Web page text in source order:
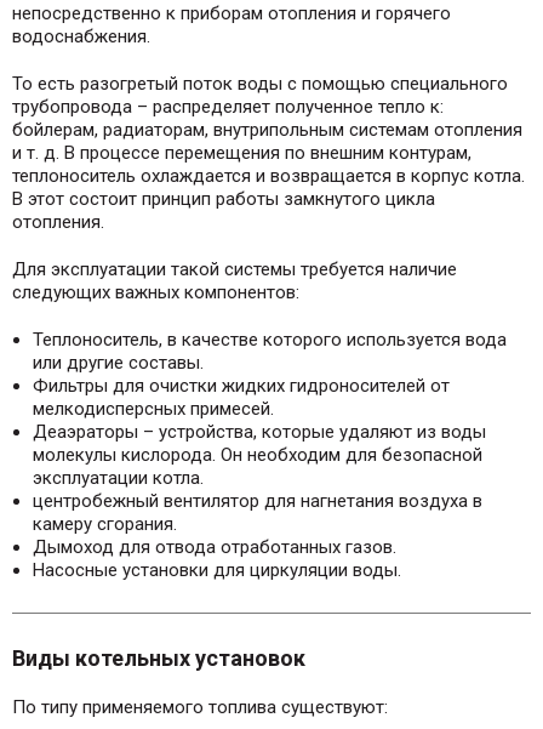
непосредственно к приборам отопления и горячего
водоснабжения.
То есть разогретый поток воды с помощью специального
трубопровода – распределяет полученное тепло к:
бойлерам, радиаторам, внутрипольным системам отопления
и т. д. В процессе перемещения по внешним контурам,
теплоноситель охлаждается и возвращается в корпус котла.
В этот состоит принцип работы замкнутого цикла
отопления.
Для эксплуатации такой системы требуется наличие
следующих важных компонентов:
Теплоноситель, в качестве которого используется вода
или другие составы.
Фильтры для очистки жидких гидроносителей от
мелкодисперсных примесей.
Деаэраторы – устройства, которые удаляют из воды
молекулы кислорода. Он необходим для безопасной
эксплуатации котла.
центробежный вентилятор для нагнетания воздуха в
камеру сгорания.
Дымоход для отвода отработанных газов.
Насосные установки для циркуляции воды.
Виды котельных установок
По типу применяемого топлива существуют: